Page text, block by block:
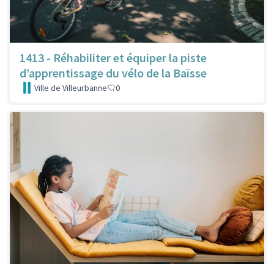
1413 - Réhabiliter et équiper la piste
d’apprentissage du vélo de la Baïsse
Ville de Villeurbanne 0